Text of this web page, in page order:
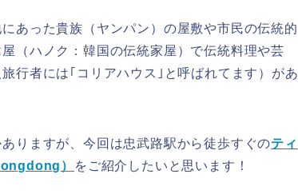
あった貴族（ヤンパン）の屋敷や市民の伝統的
（ハノク：韓国の伝統家屋）で伝統料理や芸
行者には｢コリアハウス｣と呼ばれてます）があ
りますが、今回は忠武路駅から徒歩すぐのティ
）
をご紹介したいと思います！